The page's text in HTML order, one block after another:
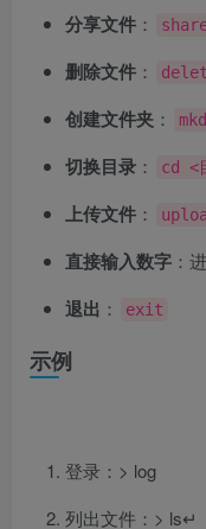
分享文件 ：
删除文件 ：
创建文件夹 ：
切换目录 ： cd <
上传文件 ：
直接输入数字 ：
退出 ： exit
示例
登录：> log
列出文件：> ls↵